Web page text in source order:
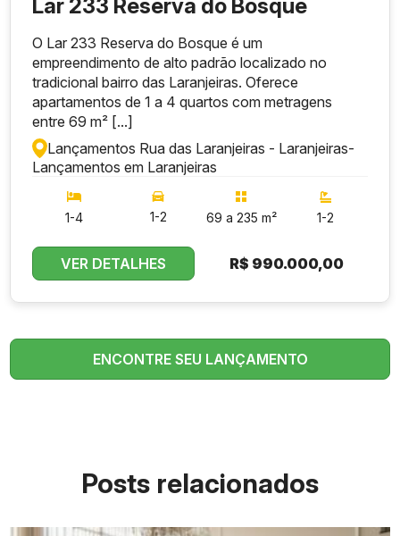
Lar 233 Reserva do Bosque
O Lar 233 Reserva do Bosque é um
empreendimento de alto padrão localizado no
tradicional bairro das Laranjeiras. Oferece
apartamentos de 1 a 4 quartos com metragens
entre 69 m² [...]
Lançamentos Rua das Laranjeiras - Laranjeiras-
Lançamentos em Laranjeiras
1-4 1-2 69 a 235 m² 1-2
VER DETALHES R$ 990.000,00
ENCONTRE SEU LANÇAMENTO
Posts relacionados